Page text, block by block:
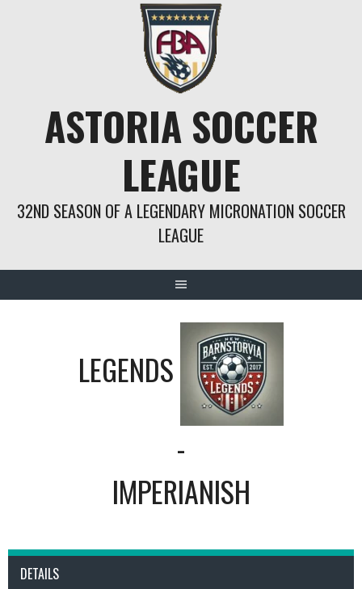
ASTORIA SOCCER
LEAGUE
32ND SEASON OF A LEGENDARY MICRONATION SOCCER
LEAGUE
LEGENDS
-
IMPERIANISH
DETAILS